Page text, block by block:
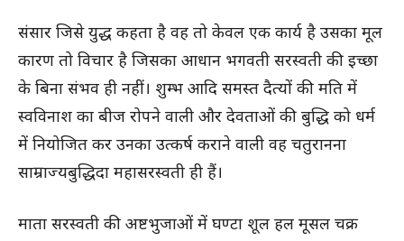
संसार जिसे युद्ध कहता है वह तो केवल एक कार्य है उसका मूल
कारण तो विचार है जिसका आधान भगवती सरस्वती की इच्छा
के बिना संभव ही नहीं। शुम्भ आदि समस्त दैत्यों की मति में
स्वविनाश का बीज रोपने वाली और देवताओं की बुद्धि को धर्म
में नियोजित कर उनका उत्कर्ष कराने वाली वह चतुरानना
साम्राज्यबुद्धिदा महासरस्वती ही हैं।
माता सरस्वती की अष्टभुजाओं में घण्टा शूल हल मूसल चक्र